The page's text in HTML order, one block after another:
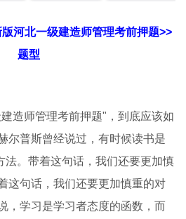
河北一级建造师管理考前押题>>
题型
造师管理考前押题"，到底应该如
尔普斯曾经说过，有时候读书是
法。带着这句话，我们还要更加慎
这句话，我们还要更加慎重的对
，学习是学习者态度的函数，而